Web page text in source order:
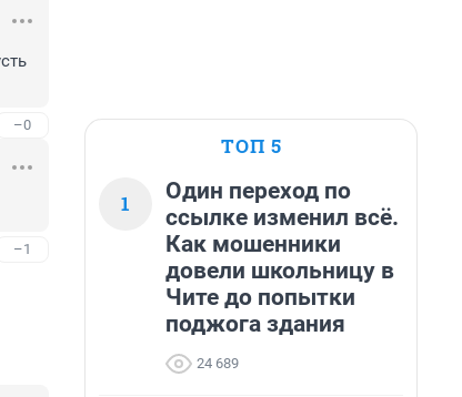
–0
–1
ТОП 5
1
Один переход по
ссылке изменил всё.
Как мошенники
довели школьницу в
Чите до попытки
поджога здания
24 689